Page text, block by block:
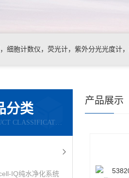
细胞计数仪，荧光计，紫外分光光度计
分类
PRODUCT CLASSIFICATION
IQ纯水净化系统
产品展示